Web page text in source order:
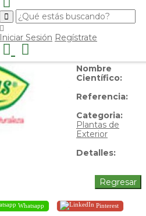
Iniciar Sesión Regístrate
Común:
Nombre
Científico:
Referencia:
Categoria:
Plantas de
Exterior
Detalles:
Whatsapp Pinterest